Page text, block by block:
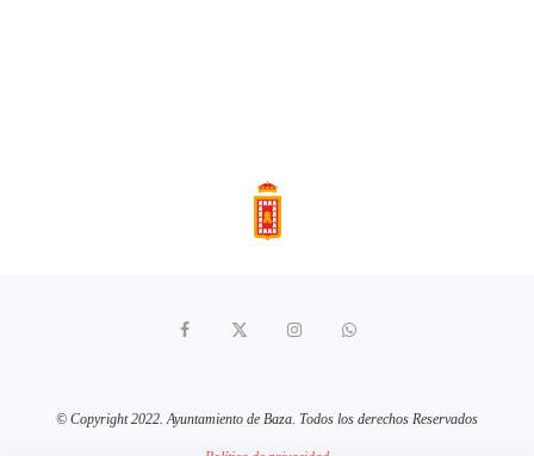
© Copyright 2022. Ayuntamiento de Baza. Todos los derechos Reservados